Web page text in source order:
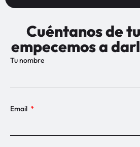
Cuéntanos de
empecemos a
Tu nombre
Email